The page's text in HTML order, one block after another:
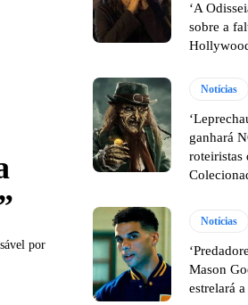
por
‘A
sobre a
Notícias
ganhará
roteiristas
Notícias
Mason
estrelará